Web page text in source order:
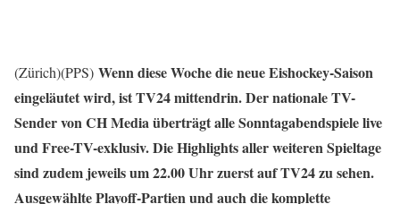
(Zürich)(PPS) Wenn diese Woche die neue Eishockey-Saison
eingeläutet wird, ist TV24 mittendrin. Der nationale TV-
Sender von CH Media überträgt alle Sonntagabendspiele live
und Free-TV-exklusiv. Die Highlights aller weiteren Spieltage
sind zudem jeweils um 22.00 Uhr zuerst auf TV24 zu sehen.
Ausgewählte Playoff-Partien und auch die komplette